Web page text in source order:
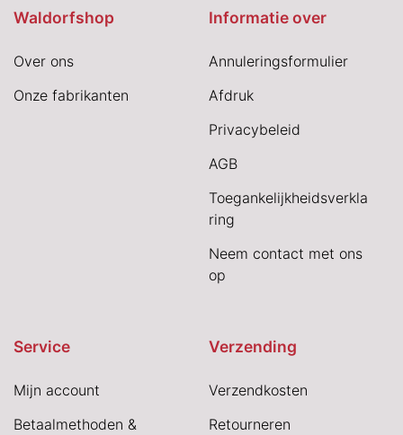
Waldorfshop
Over ons
Onze fabrikanten
Informatie over
Annuleringsformulier
Afdruk
Privacybeleid
AGB
Toegankelijkheidsverkla
ring
Neem contact met ons
op
Service
Mijn account
Betaalmethoden &
Verzending
Verzendkosten
Retourneren